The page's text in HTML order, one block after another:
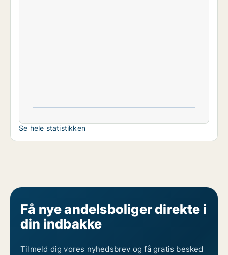
Se hele statistikken
Få nye andelsboliger direkte i
din indbakke
Tilmeld dig vores nyhedsbrev og få gratis besked